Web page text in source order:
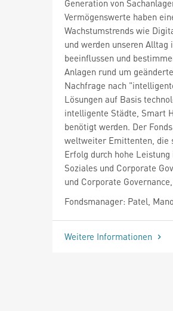
Generation von
Vermögenswerte haben
Wachstumstrends wie
und werden unseren
beeinflussen und
Anlagen rund um
Nachfrage nach
Lösungen auf Basis
intelligente Städte, Smart
benötigt werden. Der
weltweiter Emittenten, die
Erfolg durch hohe
Soziales und Corporate
und Corporate
Fondsmanager: Patel,
Weitere Informationen